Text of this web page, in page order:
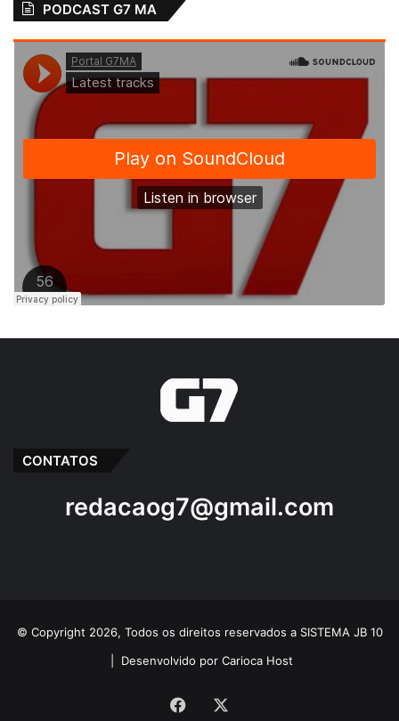
PODCAST G7 MA
CONTATOS
redacaog7@gmail.com
© Copyright 2026, Todos os direitos reservados a SISTEMA JB 10
Desenvolvido por Carioca Host
Facebook